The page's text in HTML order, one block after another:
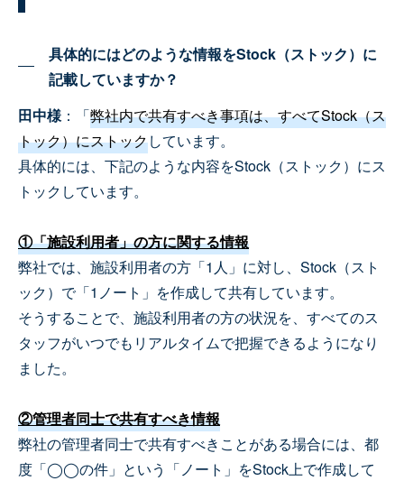
具体的にはどのような情報をStock（ストック）に
記載していますか？
田中様：「弊社内で共有すべき事項は、すべてStock（ス
トック）にストックしています。
具体的には、下記のような内容をStock（ストック）にス
トックしています。
①「施設利用者」の方に関する情報
弊社では、施設利用者の方「1人」に対し、Stock（スト
ック）で「1ノート」を作成して共有しています。
そうすることで、施設利用者の方の状況を、すべてのス
タッフがいつでもリアルタイムで把握できるようになり
ました。
②管理者同士で共有すべき情報
弊社の管理者同士で共有すべきことがある場合には、都
度「◯◯の件」という「ノート」をStock上で作成して